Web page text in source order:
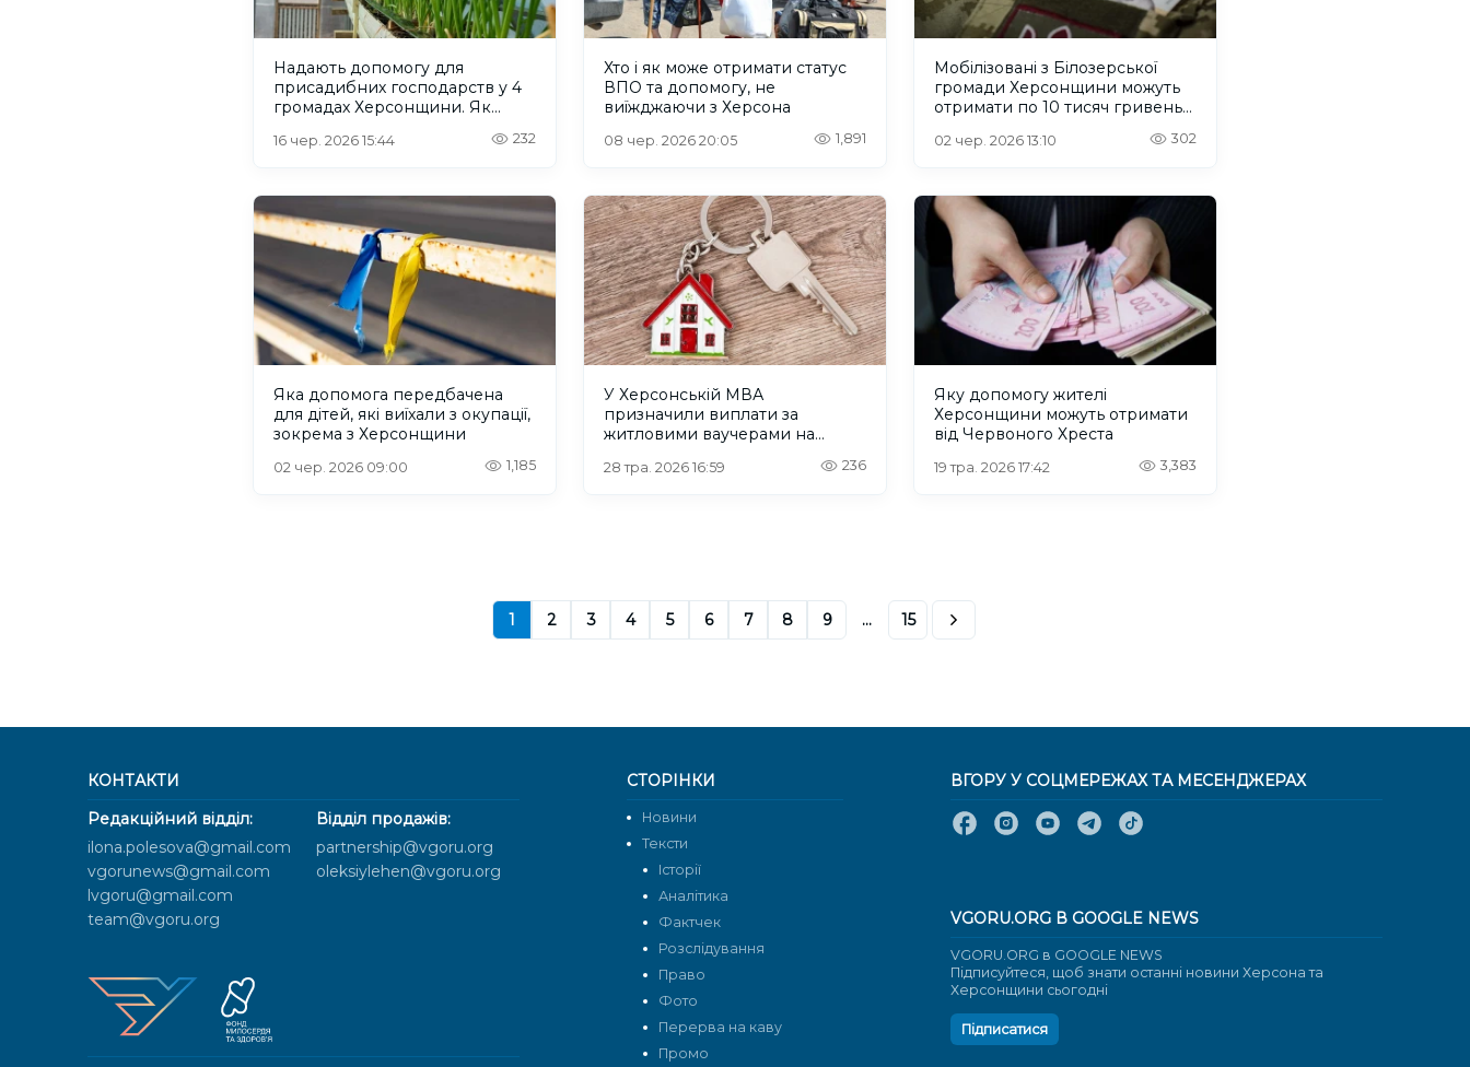
Надають допомогу для
присадибних господарств у 4
громадах Херсонщини. Як
16 чер. 2026 15:44 232
Хто і як може отримати статус
ВПО та допомогу, не
виїжджаючи з Херсона
08 чер. 2026 20:05 1,891
Мобілізовані з Білозерської
громади Херсонщини можуть
отримати по 10 тисяч гривень
02 чер. 2026 13:10 302
Яка допомога передбачена
для дітей, які виїхали з окупації,
зокрема з Херсонщини
02 чер. 2026 09:00 1,185
У Херсонській МВА
призначили виплати за
житловими ваучерами на
28 тра. 2026 16:59 236
Яку допомогу жителі
Херсонщини можуть отримати
від Червоного Хреста
19 тра. 2026 17:42 3,383
1 2 3 4 5 6 7 8 9 ... 15
КОНТАКТИ
Редакційний відділ:
ilona.polesova@gmail.com
vgorunews@gmail.com
lvgoru@gmail.com
team@vgoru.org
Відділ продажів:
partnership@vgoru.org
oleksiylehen@vgoru.org
СТОРІНКИ
Новини
Тексти
Історії
Аналітика
Фактчек
Розслідування
Право
Фото
Перерва на каву
Промо
ВГОРУ У СОЦМЕРЕЖАХ ТА МЕСЕНДЖЕРАХ
VGORU.ORG В GOOGLE NEWS
VGORU.ORG в GOOGLE NEWS
Підписуйтеся, щоб знати останні новини Херсона та
Херсонщини сьогодні
Підписатися